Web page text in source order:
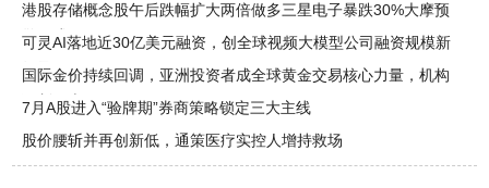
港股存储概念股午后跌幅扩大两倍做多三星电子暴跌30%大摩预
警：或
可灵AI落地近30亿美元融资，创全球视频大模型公司融资规模新
纪录
国际金价持续回调，亚洲投资者成全球黄金交易核心力量，机构
预判下半
7月A股进入“验牌期”券商策略锁定三大主线
股价腰斩并再创新低，通策医疗实控人增持救场